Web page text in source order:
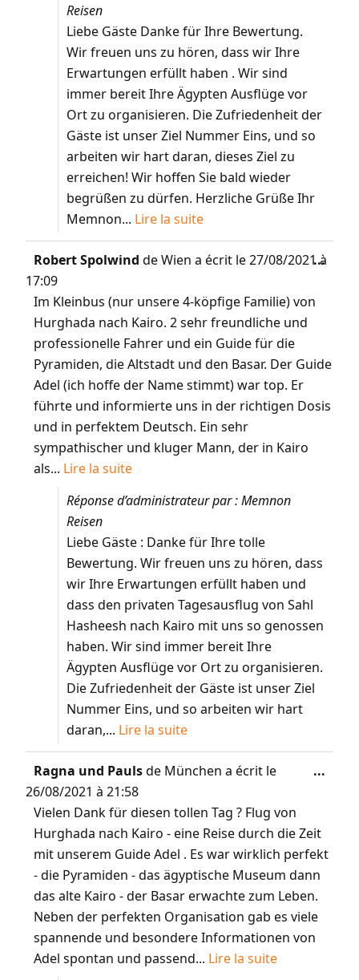
Reisen
Liebe Gäste Danke für Ihre Bewertung.
Wir freuen uns zu hören, dass wir Ihre
Erwartungen erfüllt haben . Wir sind
immer bereit Ihre Ägypten Ausflüge vor
Ort zu organisieren. Die Zufriedenheit der
Gäste ist unser Ziel Nummer Eins, und so
arbeiten wir hart daran, dieses Ziel zu
erreichen! Wir hoffen Sie bald wieder
begrüßen zu dürfen. Herzliche Grüße Ihr
Memnon... Lire la suite
Robert Spolwindde Wien a écrit le27/08/2021 à
17:09
Im Kleinbus (nur unsere 4-köpfige Familie) von
Hurghada nach Kairo. 2 sehr freundliche und
professionelle Fahrer und ein Guide für die
Pyramiden, die Altstadt und den Basar. Der Guide
Adel (ich hoffe der Name stimmt) war top. Er
führte und informierte uns in der richtigen Dosis
und in perfektem Deutsch. Ein sehr
sympathischer und kluger Mann, der in Kairo
als... Lire la suite
Réponse d’administrateur par : Memnon
Reisen
Liebe Gäste : Danke für Ihre tolle
Bewertung. Wir freuen uns zu hören, dass
wir Ihre Erwartungen erfüllt haben und
dass den privaten Tagesausflug von Sahl
Hasheesh nach Kairo mit uns so genossen
haben. Wir sind immer bereit Ihre
Ägypten Ausflüge vor Ort zu organisieren.
Die Zufriedenheit der Gäste ist unser Ziel
Nummer Eins, und so arbeiten wir hart
daran,... Lire la suite
...
Ragna und Paulsde München a écrit le
26/08/2021 à 21:58
Vielen Dank für diesen tollen Tag ? Flug von
Hurghada nach Kairo - eine Reise durch die Zeit
mit unserem Guide Adel . Es war wirklich perfekt
- die Pyramiden - das ägyptische Museum dann
das alte Kairo - der Basar erwachte zum Leben.
Neben der perfekten Organisation gab es viele
spannende und besondere Informationen von
Adel spontan und passend... Lire la suite
...